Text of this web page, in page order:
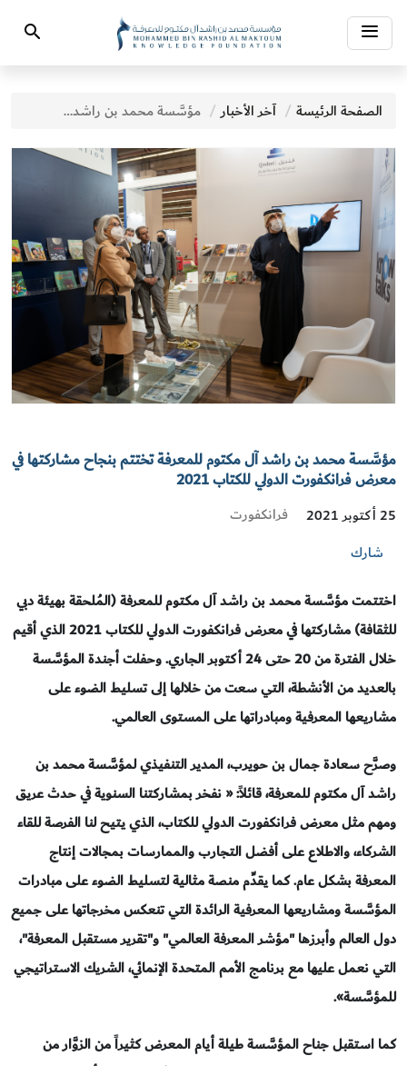
Toggle
navigation
Search
الصفحة الرئيسة آخر الأخبار مؤسَّسة محمد بن راشد آل مكتوم للمعرفة تختتم بنجاح مشاركتها في معرض فرانكفورت الدولي للكتاب 2021
مؤسَّسة محمد بن راشد آل مكتوم للمعرفة تختتم بنجاح مشاركتها في
معرض فرانكفورت الدولي للكتاب 2021
25 أكتوبر 2021
فرانكفورت
شارك
اختتمت مؤسَّسة محمد بن راشد آل مكتوم للمعرفة (المُلحقة بهيئة دبي
للثقافة) مشاركتها في معرض فرانكفورت الدولي للكتاب 2021 الذي أقيم
خلال الفترة من 20 حتى 24 أكتوبر الجاري. وحفلت أجندة المؤسَّسة
بالعديد من الأنشطة، التي سعت من خلالها إلى تسليط الضوء على
مشاريعها المعرفية ومبادراتها على المستوى العالمي.
وصرَّح سعادة جمال بن حويرب، المدير التنفيذي لمؤسَّسة محمد بن
راشد آل مكتوم للمعرفة، قائلاً:«نفخر بمشاركتنا السنوية في حدث عريق
ومهم مثل معرض فرانكفورت الدولي للكتاب، الذي يتيح لنا الفرصة للقاء
الشركاء، والاطلاع على أفضل التجارب والممارسات بمجالات إنتاج
المعرفة بشكل عام. كما يقدِّم منصة مثالية لتسليط الضوء على مبادرات
المؤسَّسة ومشاريعها المعرفية الرائدة التي تنعكس مخرجاتها على جميع
دول العالم وأبرزها "مؤشر المعرفة العالمي" و"تقرير مستقبل المعرفة"،
التي نعمل عليها مع برنامج الأمم المتحدة الإنمائي، الشريك الاستراتيجي
للمؤسَّسة»
.
كما استقبل جناح المؤسَّسة طيلة أيام المعرض كثيراً من الزوَّار من